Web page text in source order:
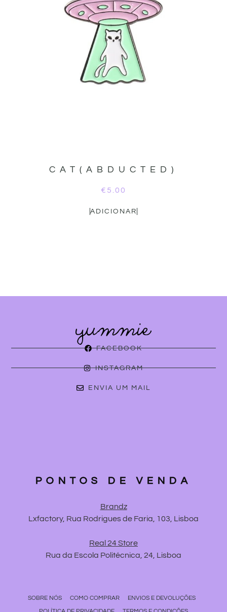
CAT(ABDUCTED)
€ 5.00
ADICIONAR
FACEBOOK
INSTAGRAM
ENVIA UM MAIL
PONTOS DE VENDA
Brandz
Lxfactory, Rua Rodrigues de Faria, 103, Lisboa
Real 24 Store
Rua da Escola Politécnica, 24, Lisboa
SOBRE NÓS COMO COMPRAR
ENVIOS E DEVOLUÇÕES